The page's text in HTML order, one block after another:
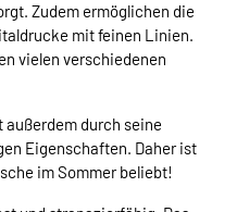
Zudem ermöglichen die
mit feinen Linien.
vielen verschiedenen
durch seine
Eigenschaften. Daher ist
im Sommer beliebt!